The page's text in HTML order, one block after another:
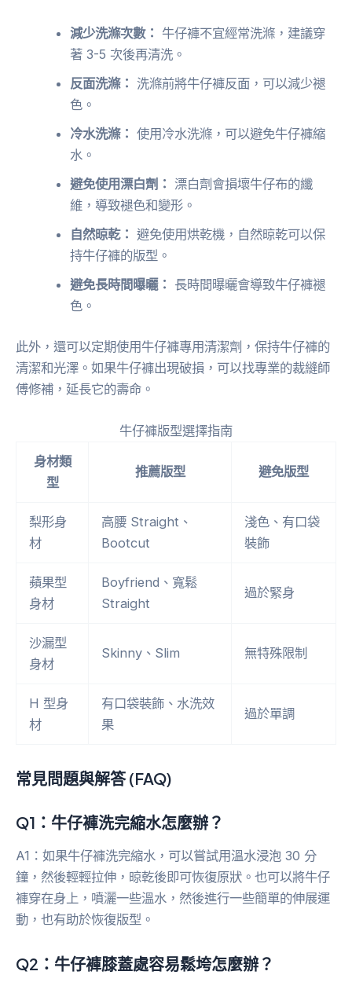
減少洗滌次數： 牛仔褲不宜經常洗滌，建議穿
著 3-5 次後再清洗。
反面洗滌： 洗滌前將牛仔褲反面，可以減少褪
色。
冷水洗滌： 使用冷水洗滌，可以避免牛仔褲縮
水。
避免使用漂白劑： 漂白劑會損壞牛仔布的纖
維，導致褪色和變形。
自然晾乾： 避免使用烘乾機，自然晾乾可以保
持牛仔褲的版型。
避免長時間曝曬： 長時間曝曬會導致牛仔褲褪
色。
此外，還可以定期使用牛仔褲專用清潔劑，保持牛仔褲的
清潔和光澤。如果牛仔褲出現破損，可以找專業的裁縫師
傅修補，延長它的壽命。
牛仔褲版型選擇指南
身材類
型
推薦版型 避免版型
梨形身
材
高腰 Straight、
Bootcut
淺色、有口袋
裝飾
蘋果型
身材
Boyfriend、寬鬆
Straight
過於緊身
沙漏型
身材
Skinny、Slim 無特殊限制
H 型身
材
有口袋裝飾、水洗效
果
過於單調
常見問題與解答 (FAQ)
Q1：牛仔褲洗完縮水怎麼辦？
A1：如果牛仔褲洗完縮水，可以嘗試用溫水浸泡 30 分
鐘，然後輕輕拉伸，晾乾後即可恢復原狀。也可以將牛仔
褲穿在身上，噴灑一些溫水，然後進行一些簡單的伸展運
動，也有助於恢復版型。
Q2：牛仔褲膝蓋處容易鬆垮怎麼辦？